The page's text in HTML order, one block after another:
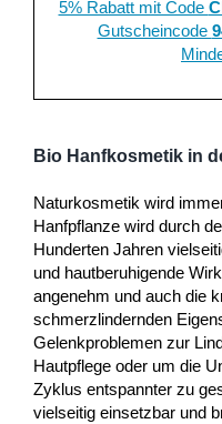
5% Rabatt mit Code
Gutscheincode
Bio Hanfkosmetik in
Naturkosmetik wird
Hanfpflanze wird durch
Hunderten Jahren
und hautberuhigende
angenehm und auch die
schmerzlindernden
Gelenkproblemen zur
Hautpflege oder um die
Zyklus entspannter zu
vielseitig einsetzbar und